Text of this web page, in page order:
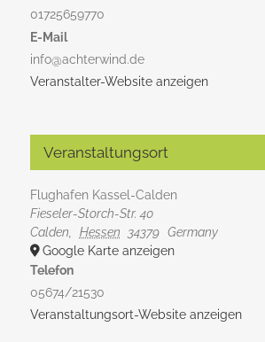
01725659770
E-Mail
info@achterwind.de
Veranstalter-Website anzeigen
Veranstaltungsort
Flughafen Kassel-Calden
Fieseler-Storch-Str. 40
Calden
Hessen 34379 Germany
Google Karte anzeigen
Telefon
05674/21530
Veranstaltungsort-Website anzeigen